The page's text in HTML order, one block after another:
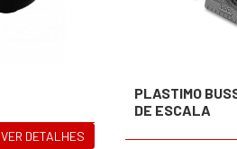
VER DETALHES
PLASTIMO
DE ESCALA